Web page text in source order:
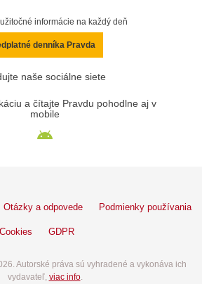
informácie na každý deň
denníka Pravda
naše sociálne siete
a čítajte Pravdu pohodlne aj v
mobile
Otázky a odpovede Podmienky používania
Cookies GDPR
Autorské práva sú vyhradené a vykonáva ich
vydavateľ, viac info.